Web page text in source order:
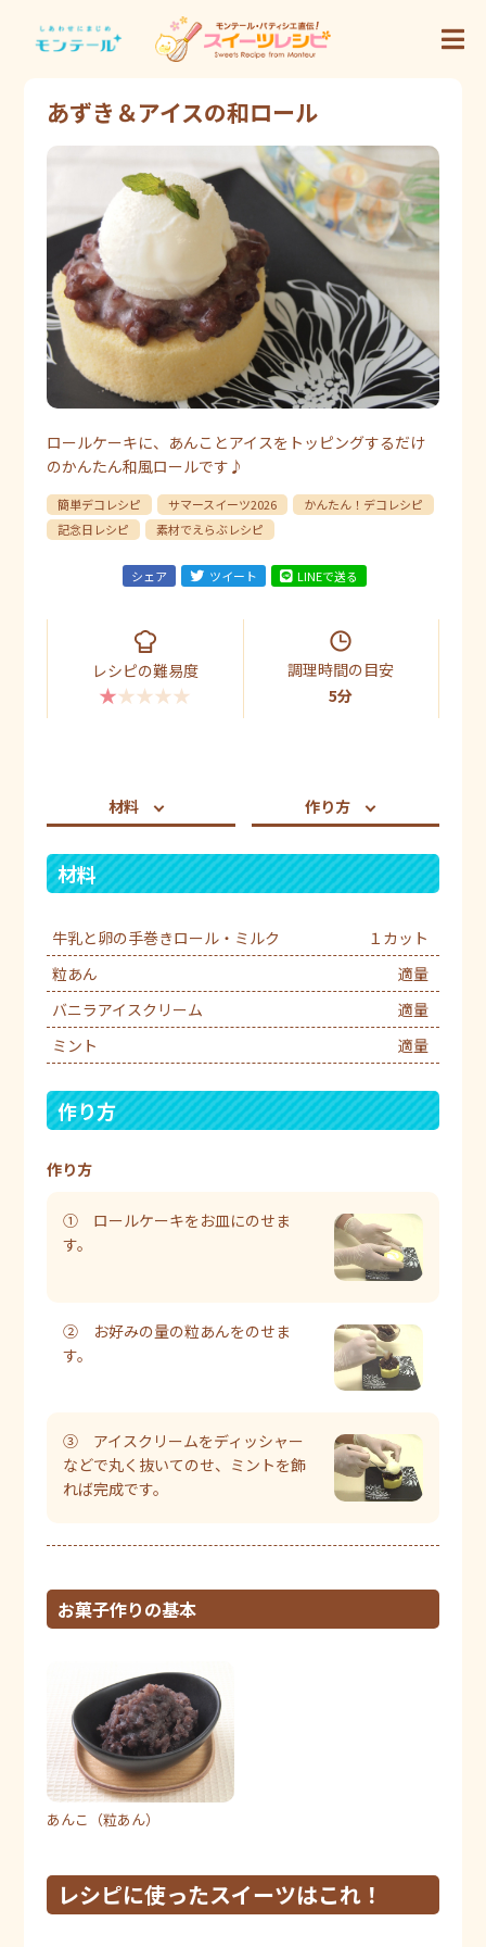
あずき＆アイスの和ロール
ロールケーキに、あんことアイスをトッピングするだけ
のかんたん和風ロールです♪
簡単デコレシピ サマースイーツ2026
かんたん！デコレシピ
記念日レシピ
素材でえらぶレシピ
シェア ツイート LINEで送る
レシピの難易度
★★★★★
調理時間の目安
5分
材料 作り方
材料
牛乳と卵の手巻きロール・ミルク
１カット
粒あん
適量
バニラアイスクリーム
適量
ミント
適量
作り方
作り方
① ロールケーキをお皿にのせま
す。
② お好みの量の粒あんをのせま
す。
③ アイスクリームをディッシャー
などで丸く抜いてのせ、ミントを飾
れば完成です。
お菓子作りの基本
あんこ（粒あん）
レシピに使ったスイーツはこれ！